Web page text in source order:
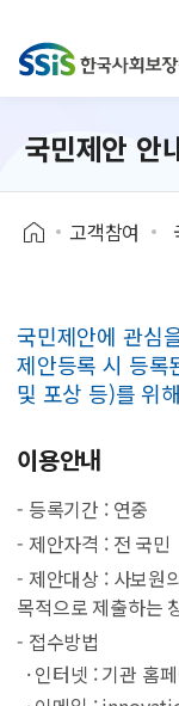
국민제안 안
고객참여
국민제안에 관심
제안등록 시 등록
및 포상 등)를 위
이용안내
- 등록기간 : 연중
- 제안자격 : 전 국민
- 제안대상 : 사보원
목적으로 제출하는
- 접수방법
· 인터넷 : 기관 홈